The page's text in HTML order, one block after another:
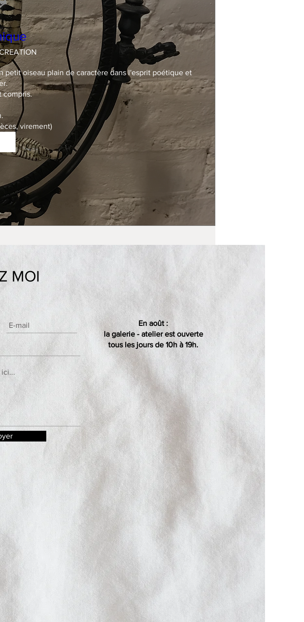
oiseau plain de caractère dans l'esprit poétique et
compris.
virement)
MOI
En août :
la galerie - atelier est ouverte
tous les jours de 10h à 19h.